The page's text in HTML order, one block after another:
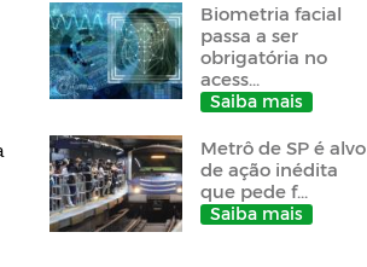
Biometria facial
passa a ser
obrigatória no
acess...
Saiba mais
Metrô de SP é alvo
de ação inédita
que pede f...
Saiba mais